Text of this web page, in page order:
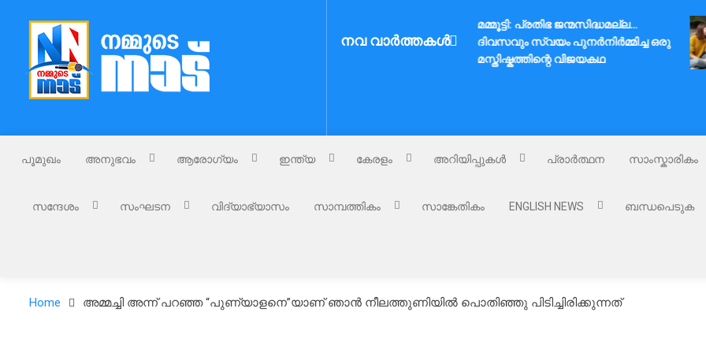
Nammude Naadu
നമ്മുടെ നാട്
നവ വാർത്തകൾ
മമ്മൂട്ടി: പ്രതിഭ ജന്മസിദ്ധമല്ല…
ദിവസവും സ്വയം പുനർനിർമ്മിച്ച ഒരു
മസ്തിഷ്കത്തിന്റെ വിജയകഥ
പൂമുഖം അനുഭവം ആരോഗ്യം ഇന്ത്യ കേരളം അറിയിപ്പുകൾ പ്രാർത്ഥന സാംസ്കാരികം
സന്ദേശം സംഘടന വിദ്യാഭ്യാസം സാമ്പത്തികം സാങ്കേതികം ENGLISH NEWS ബന്ധപെടുക
Home അമ്മച്ചി അന്ന് പറഞ്ഞ “പുണ്യാളനെ”യാണ് ഞാൻ നീലത്തുണിയിൽ പൊതിഞ്ഞു പിടിച്ചിരിക്കുന്നത്